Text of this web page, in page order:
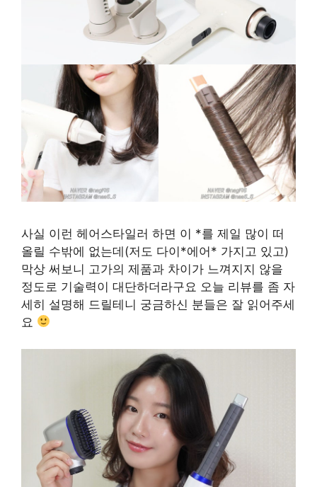
사실 이런 헤어스타일러 하면 이 *를 제일 많이 떠
올릴 수밖에 없는데(저도 다이*에어* 가지고 있고)
막상 써보니 고가의 제품과 차이가 느껴지지 않을
정도로 기술력이 대단하더라구요 오늘 리뷰를 좀 자
세히 설명해 드릴테니 궁금하신 분들은 잘 읽어주세
요